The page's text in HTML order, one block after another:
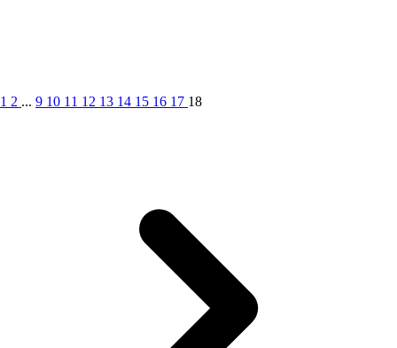
1 2 ... 9 10 11 12 13 14 15 16 17 18